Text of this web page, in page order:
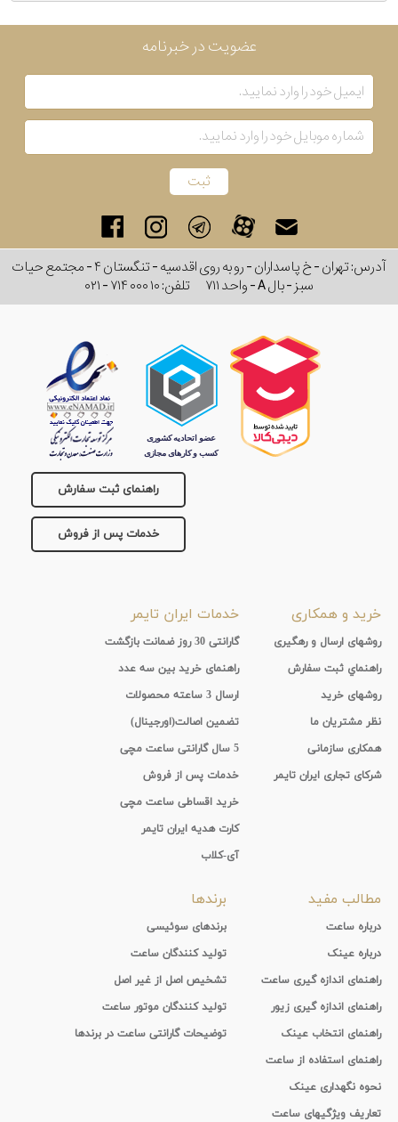
عضویت در خبرنامه
آدرس: تهران - خ پاسداران - رو به روی اقدسیه - تنگستان ۴ - مجتمع حیات
سبز - بال A - واحد ۷۱۱
تلفن:۰۲۱ - ۷۱۴ ۰۰۰ ۱۰
راهنمای ثبت سفارش
خدمات پس از فروش
خرید و همکاری
روشهای ارسال و رهگیری
راهنماي ثبت سفارش
روشهای خرید
نظر مشتریان ما
همکاری سازمانی
شرکای تجاری ایران تایمر
خدمات ایران تایمر
گارانتی 30 روز ضمانت بازگشت
راهنمای خرید بین سه عدد
ارسال 3 ساعته محصولات
تضمین اصالت(اورجینال)
5 سال گارانتی ساعت مچی
خدمات پس از فروش
خرید اقساطی ساعت مچی
کارت هدیه ایران تایمر
آی-کلاب
مطالب مفید
درباره ساعت
درباره عینک
راهنمای اندازه گیری ساعت
راهنمای اندازه گیری زیور
راهنمای انتخاب عینک
راهنمای استفاده از ساعت
نحوه نگهداری عینک
تعاریف ویژگیهای ساعت
برندها
برندهای سوئیسی
تولید کنندگان ساعت
تشخیص اصل از غیر اصل
تولید کنندگان موتور ساعت
توضیحات گارانتی ساعت در برندها